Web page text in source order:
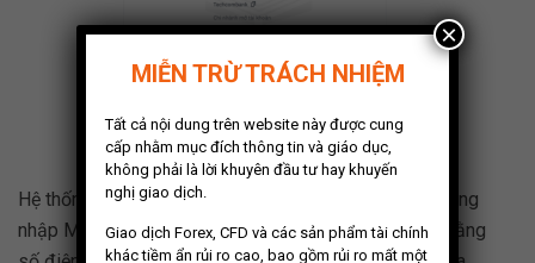
Xác nhận mở khoá khi nhận được tiền
Hệ thống có thể yêu cầu bạn Xác minh bảo mật, vui lòng
nhập Mã xác minh Google 2FA, hoặc chọn xác minh bằng
MIỄN TRỪ TRÁCH NHIỆM
Tất cả nội dung trên website này được cung
cấp nhằm mục đích thông tin và giáo dục,
không phải là lời khuyên đầu tư hay khuyến
nghị giao dịch.
Giao dịch Forex, CFD và các sản phẩm tài chính
khác tiềm ẩn rủi ro cao, bao gồm rủi ro mất một
×